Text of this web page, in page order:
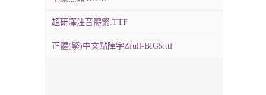
超研澤注音體繁.TTF
正體(繁)中文點陣字Zfull-BIG5.ttf